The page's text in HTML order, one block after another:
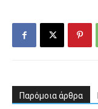
Παρόμοια άρθρα